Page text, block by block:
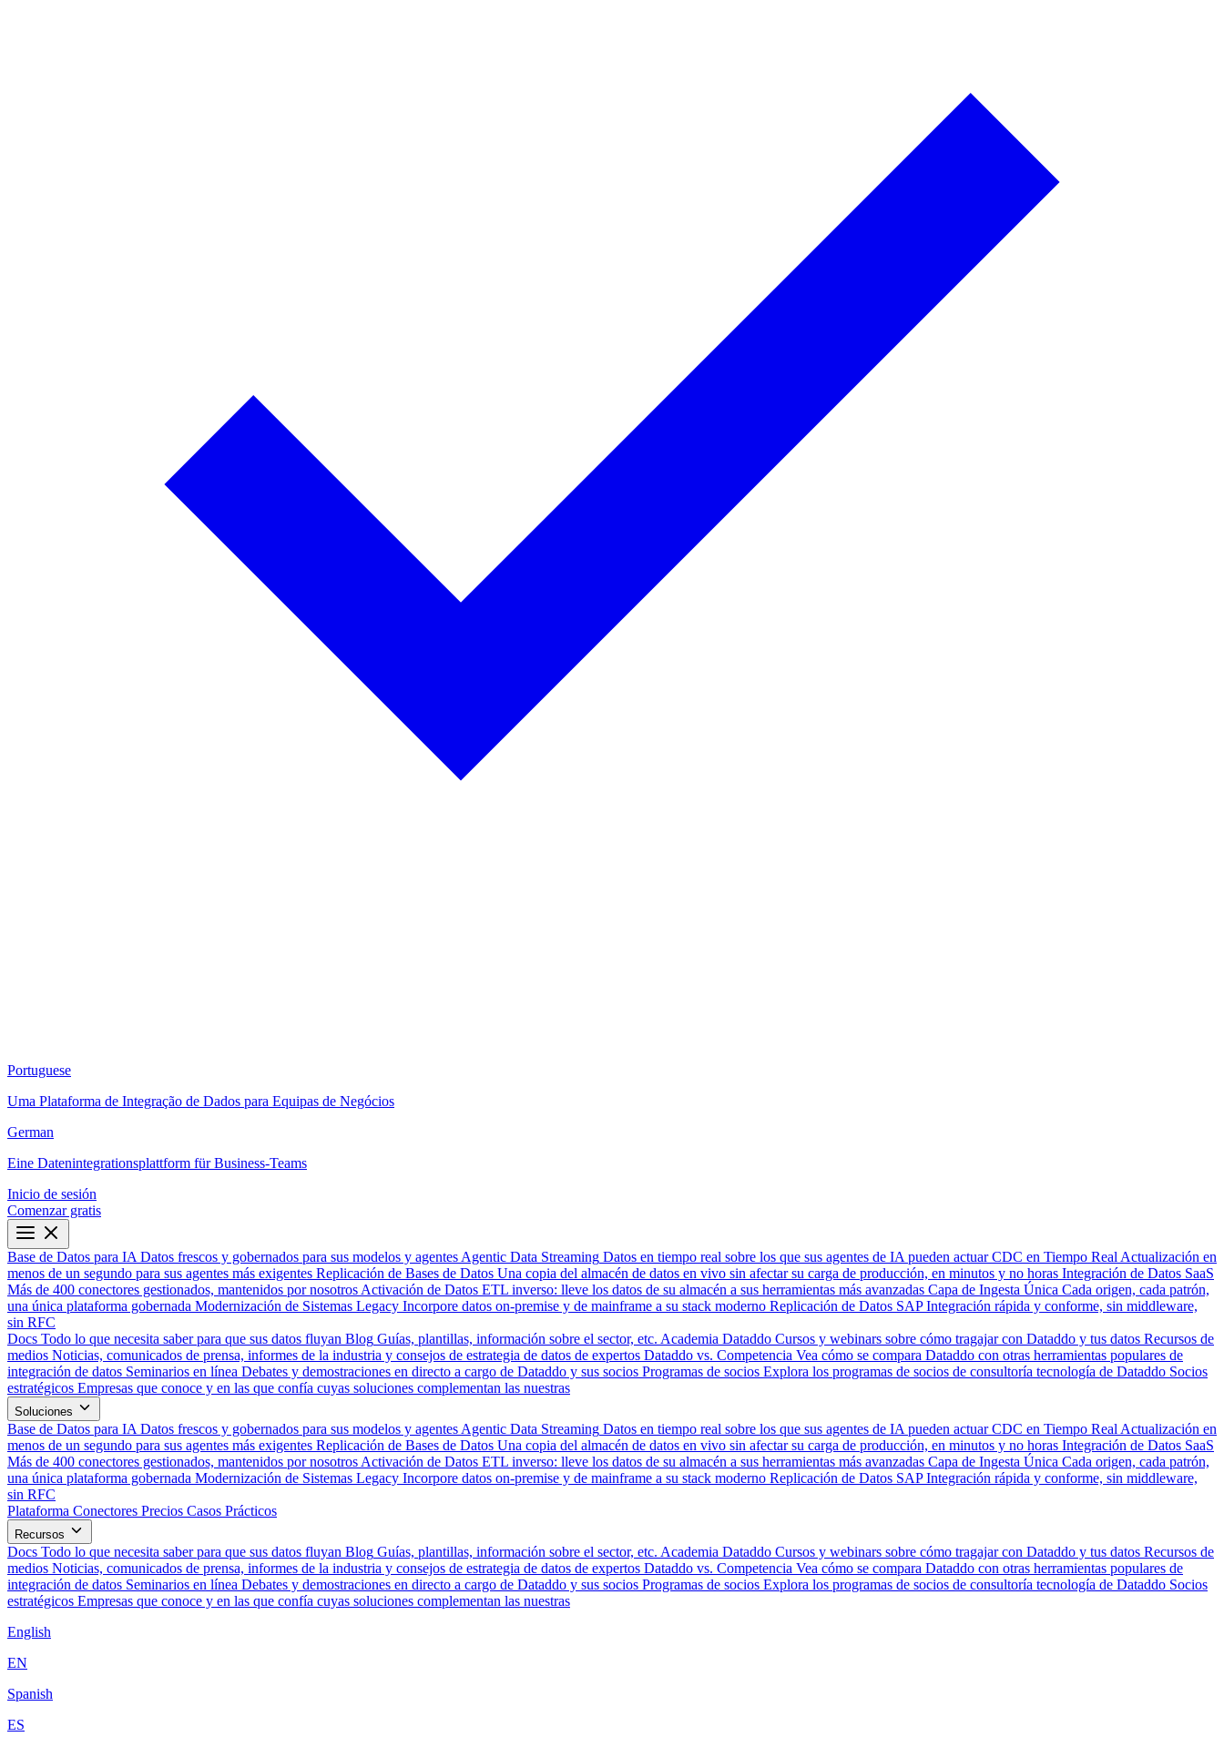
Portuguese
Uma Plataforma de Integração de Dados para Equipas de Negócios
German
Eine Datenintegrationsplattform für Business-Teams
Inicio de sesión
Comenzar gratis
Base de Datos para IA Datos frescos y gobernados para sus modelos y agentes Agentic Data Streaming Datos en tiempo real sobre los que sus agentes de IA pueden actuar CDC en Tiempo Real Actualización en
menos de un segundo para sus agentes más exigentes Replicación de Bases de Datos Una copia del almacén de datos en vivo sin afectar su carga de producción, en minutos y no horas Integración de Datos SaaS
Más de 400 conectores gestionados, mantenidos por nosotros Activación de Datos ETL inverso: lleve los datos de su almacén a sus herramientas más avanzadas Capa de Ingesta Única Cada origen, cada patrón,
una única plataforma gobernada Modernización de Sistemas Legacy Incorpore datos on-premise y de mainframe a su stack moderno Replicación de Datos SAP Integración rápida y conforme, sin middleware,
sin RFC
Docs Todo lo que necesita saber para que sus datos fluyan Blog Guías, plantillas, información sobre el sector, etc. Academia Dataddo Cursos y webinars sobre cómo tragajar con Dataddo y tus datos Recursos de
medios Noticias, comunicados de prensa, informes de la industria y consejos de estrategia de datos de expertos Dataddo vs. Competencia Vea cómo se compara Dataddo con otras herramientas populares de
integración de datos Seminarios en línea Debates y demostraciones en directo a cargo de Dataddo y sus socios Programas de socios Explora los programas de socios de consultoría tecnología de Dataddo Socios
estratégicos Empresas que conoce y en las que confía cuyas soluciones complementan las nuestras
Soluciones
Base de Datos para IA Datos frescos y gobernados para sus modelos y agentes Agentic Data Streaming Datos en tiempo real sobre los que sus agentes de IA pueden actuar CDC en Tiempo Real Actualización en
menos de un segundo para sus agentes más exigentes Replicación de Bases de Datos Una copia del almacén de datos en vivo sin afectar su carga de producción, en minutos y no horas Integración de Datos SaaS
Más de 400 conectores gestionados, mantenidos por nosotros Activación de Datos ETL inverso: lleve los datos de su almacén a sus herramientas más avanzadas Capa de Ingesta Única Cada origen, cada patrón,
una única plataforma gobernada Modernización de Sistemas Legacy Incorpore datos on-premise y de mainframe a su stack moderno Replicación de Datos SAP Integración rápida y conforme, sin middleware,
sin RFC
Plataforma Conectores Precios Casos Prácticos
Recursos
Docs Todo lo que necesita saber para que sus datos fluyan Blog Guías, plantillas, información sobre el sector, etc. Academia Dataddo Cursos y webinars sobre cómo tragajar con Dataddo y tus datos Recursos de
medios Noticias, comunicados de prensa, informes de la industria y consejos de estrategia de datos de expertos Dataddo vs. Competencia Vea cómo se compara Dataddo con otras herramientas populares de
integración de datos Seminarios en línea Debates y demostraciones en directo a cargo de Dataddo y sus socios Programas de socios Explora los programas de socios de consultoría tecnología de Dataddo Socios
estratégicos Empresas que conoce y en las que confía cuyas soluciones complementan las nuestras
English
EN
Spanish
ES